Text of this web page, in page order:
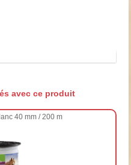
avec ce produit
40 mm / 200 m